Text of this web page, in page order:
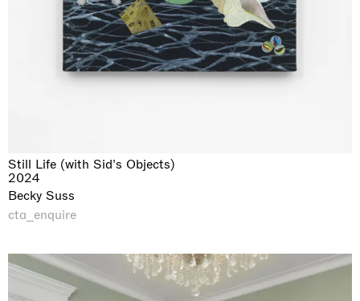
Still Life (with Sid's Objects)
2024
Becky Suss
cta_enquire